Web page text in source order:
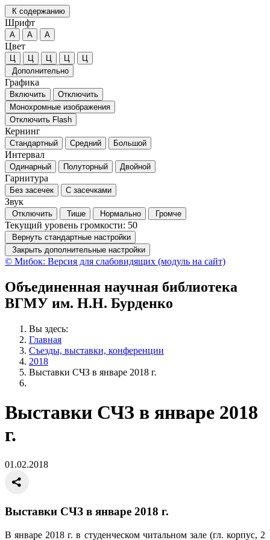
К содержанию
Шрифт
А А А
Цвет
Ц Ц Ц Ц
Ц
Дополнительно
Графика
Включить
Отключить
Монохромные изображения
Отключить Flash
Кернинг
Стандартный Средний Большой
Интервал
Одинарный Полуторный Двойной
Гарнитура
Без засечек С засечками
Звук
Отключить Тише Нормально Громче
Текущий уровень громкости: 50
Вернуть стандартные настройки
Закрыть дополнительные настройки
© Мибок: Версия для слабовидящих (модуль на сайт)
Объединенная научная библиотека
ВГМУ им. Н.Н. Бурденко
Вы здесь:
Главная
Съезды, выставки, конференции
2018
Выставки СЧЗ в январе 2018 г.
Выставки СЧЗ в январе 2018
г.
01.02.2018
Выставки СЧЗ в январе 2018 г.
В январе 2018 г. в студенческом читальном зале (гл. корпус, 2